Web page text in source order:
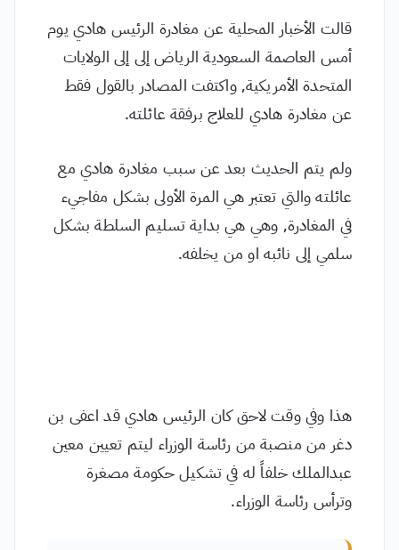
قالت الأخبار المحلية عن مغادرة الرئيس هادي يوم
أمس العاصمة السعودية الرياض إلى إلى الولايات
المتحدة الأمريكية, واكتفت المصادر بالقول فقط
عن مغادرة هادي للعلاج برفقة عائلته.
ولم يتم الحديث بعد عن سبب مغادرة هادي مع
عائلته والتي تعتبر هي المرة الأولى بشكل مفاجيء
في المغادرة, وهي هي بداية تسليم السلطة بشكل
سلمي إلى نائبه او من يخلفه.
هذا وفي وقت لاحق كان الرئيس هادي قد اعفى بن
دغر من منصبة من رئاسة الوزراء ليتم تعيين معين
عبدالملك خلفاً له في تشكيل حكومة مصغرة
وترأس رئاسة الوزراء.